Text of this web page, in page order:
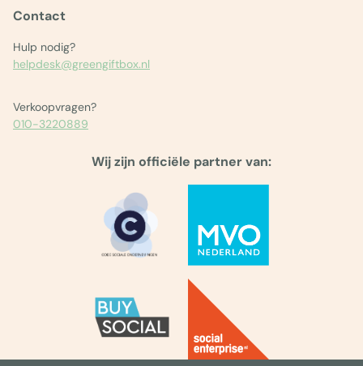
Contact
Hulp nodig?
helpdesk@greengiftbox.nl
Verkoopvragen?
010-3220889
Wij zijn officiële partner van: